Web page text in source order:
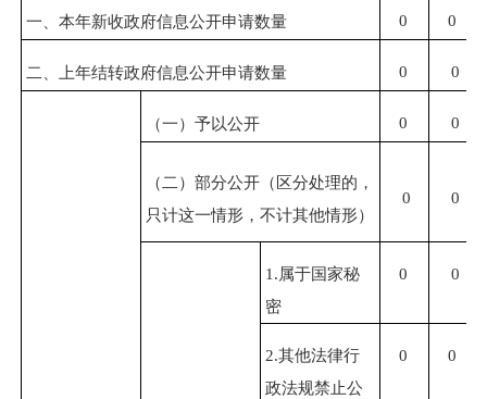
一、本年新收政府信息公开申请数量 0 0
二、上年结转政府信息公开申请数量 0 0
（一）予以公开 0 0
（二）部分公开（区分处理的，
只计这一情形，不计其他情形）
0 0
1.属于国家秘
密
0 0
2.其他法律行
政法规禁止公
0 0